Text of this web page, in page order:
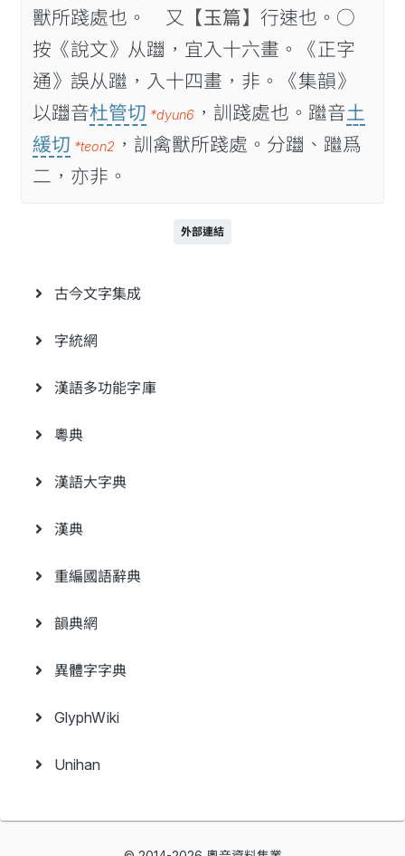
獸所踐處也。 又
【玉篇】 行速也。○
按《說文》从躖，宜入十六畫。《正字
通》誤从䠪，入十四畫，非。《集韻》
以躖音杜管切 *dyun6 ，訓踐處也。䠪音土
緩切 *teon2 ，訓禽獸所踐處。分躖、䠪爲
二，亦非。
外部連結
古今文字集成
字統網
漢語多功能字庫
粵典
漢語大字典
漢典
重編國語辭典
韻典網
異體字字典
GlyphWiki
Unihan